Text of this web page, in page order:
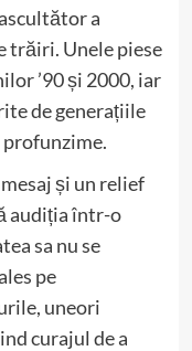
a
trăiri. Unele piese
’90 și 2000, iar
de generațiile
și un relief
audiția într-o
sa nu se
pe
uneori
curajul de a